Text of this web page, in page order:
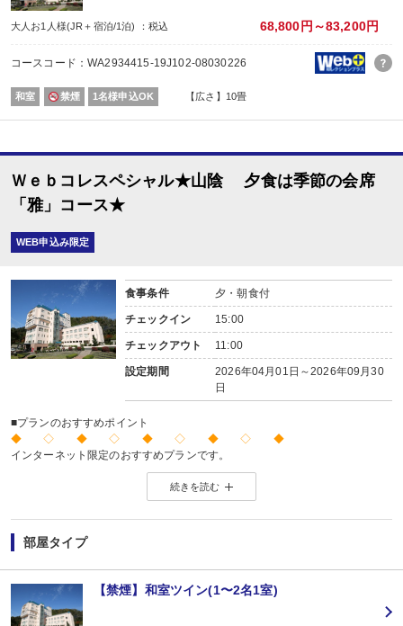
場所:
レストラン
【時間】7：00～9：00（7：00～／7：30～／8：00～）
大人お1人様(JR＋宿泊/1泊) ：税込 68,800円～83,200円
コースコード：WA2934415-19J102-08030226
和室 禁煙 1名様申込OK 【広さ】10畳
Ｗｅｂコレスペシャル★山陰 夕食は季節の会席
「雅」コース★
WEB申込み限定
食事条件 夕・朝食付
チェックイン 15:00
チェックアウト 11:00
設定期間
2026年04月01日～2026年09月30
日
■プランのおすすめポイント
◆ ◇ ◆ ◇ ◆ ◇ ◆ ◇ ◆
インターネット限定のおすすめプランです。
※店頭・電話・メールでのお問合せや申込みは出来ません。
◆ ◇ ◆ ◇ ◆ ◇ ◆ ◇ ◆
【2名1室でご利用の場合】 おとな1名＋こども1名OK♪
2名1室でご利用の場合、
おとな1名＋こども1名ご利用でも、お子様はこども代金でOK♪
※通常「おとな1名＋こども1名」で2名1室ご利用の場合、お子様はおとなと同
■夕食
場所:
続きを読む
部屋タイプ
【禁煙】和室ツイン(1〜2名1室)